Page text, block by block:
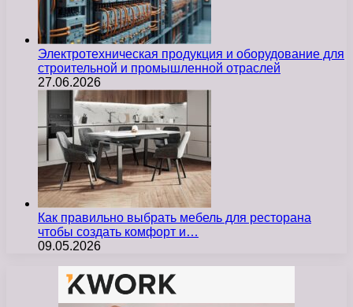
Электротехническая продукция и оборудование для
строительной и промышленной отраслей
27.06.2026
Как правильно выбрать мебель для ресторана
чтобы создать комфорт и…
09.05.2026